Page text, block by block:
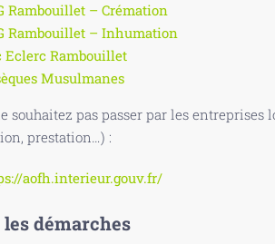
Rambouillet – Crémation
Rambouillet – Inhumation
Eclerc Rambouillet
Musulmanes
souhaitez pas passer par les
prestation…) :
aofh.interieur.gouv.fr/
les démarches